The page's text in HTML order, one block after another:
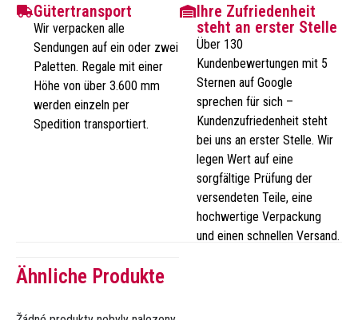
Gütertransport
Wir verpacken alle
Sendungen auf ein oder zwei
Paletten. Regale mit einer
Höhe von über 3.600 mm
werden einzeln per
Spedition transportiert.
Ihre Zufriedenheit
steht an erster Stelle
Über 130
Kundenbewertungen mit 5
Sternen auf Google
sprechen für sich –
Kundenzufriedenheit steht
bei uns an erster Stelle. Wir
legen Wert auf eine
sorgfältige Prüfung der
versendeten Teile, eine
hochwertige Verpackung
und einen schnellen Versand.
Ähnliche Produkte